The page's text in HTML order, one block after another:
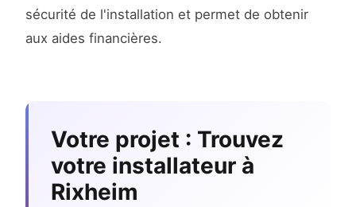
sécurité de l'installation et permet de obtenir
aux aides financières.
Votre projet : Trouvez
votre installateur à
Rixheim